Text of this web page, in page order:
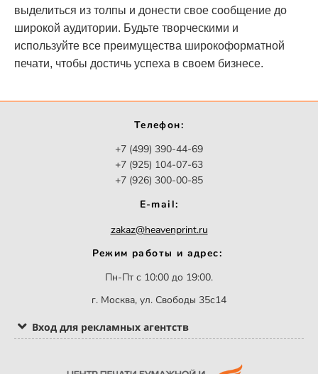
выделиться из толпы и донести свое сообщение до
широкой аудитории. Будьте творческими и
используйте все преимущества широкоформатной
печати, чтобы достичь успеха в своем бизнесе.
Телефон:
+7 (499) 390-44-69
+7 (925) 104-07-63
+7 (926) 300-00-85
E-mail:
zakaz@heavenprint.ru
Режим работы и адрес:
Пн-Пт с 10:00 до 19:00.
г. Москва, ул. Свободы 35с14
Вход для рекламных агентств